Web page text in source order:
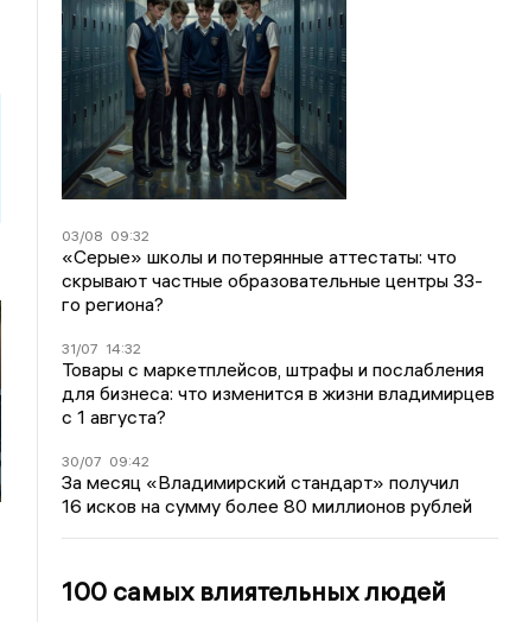
03/08 09:32
«Серые» школы и потерянные аттестаты: что
скрывают частные образовательные центры 33-
го региона?
31/07 14:32
Товары с маркетплейсов, штрафы и послабления
для бизнеса: что изменится в жизни владимирцев
с 1 августа?
30/07 09:42
За месяц «Владимирский стандарт» получил
16 исков на сумму более 80 миллионов рублей
100 самых влиятельных людей